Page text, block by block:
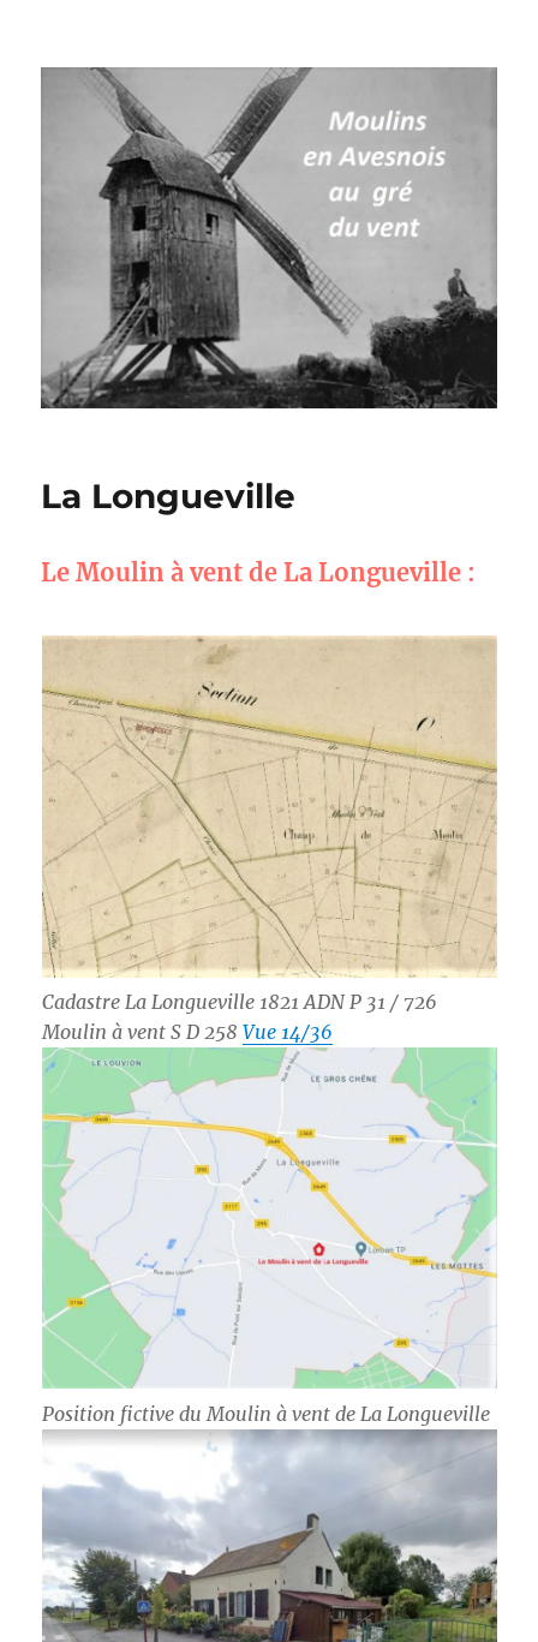
Moulins à vent en Avesnois
La Longueville
Le Moulin à vent de La Longueville :
Cadastre La Longueville 1821 ADN P 31 / 726
Moulin à vent S D 258 Vue 14/36
Position fictive du Moulin à vent de La Longueville